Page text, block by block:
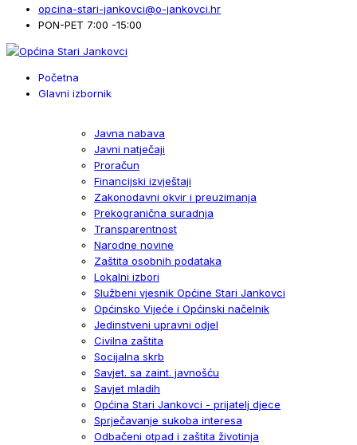
opcina-stari-jankovci@o-jankovci.hr
PON-PET 7:00 -15:00
Početna
Glavni izbornik
Javna nabava
Javni natječaji
Proračun
Financijski izvještaji
Zakonodavni okvir i preuzimanja
Prekogranična suradnja
Transparentnost
Narodne novine
Zaštita osobnih podataka
Lokalni izbori
Službeni vjesnik Općine Stari Jankovci
Općinsko Vijeće i Općinski načelnik
Jedinstveni upravni odjel
Civilna zaštita
Socijalna skrb
Savjet. sa zaint. javnošću
Savjet mladih
Općina Stari Jankovci - prijatelj djece
Sprječavanje sukoba interesa
Odbačeni otpad i zaštita životinja